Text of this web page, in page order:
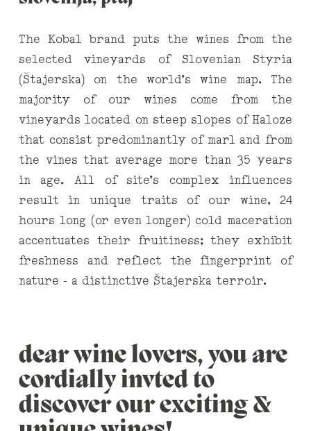
The Kobal brand puts the wines from the
selected vineyards of Slovenian Styria
(Štajerska) on the world’s wine map. The
majority of our wines come from the
vineyards located on steep slopes of Haloze
that consist predominantly of marl and from
the vines that average more than 35 years
in age. All of site’s complex influences
result in unique traits of our wine, 24
hours long (or even longer) cold maceration
accentuates their fruitiness; they exhibit
freshness and reflect the fingerprint of
nature – a distinctive Štajerska terroir.
dear wine lovers, you are
cordially invted to
discover our exciting &